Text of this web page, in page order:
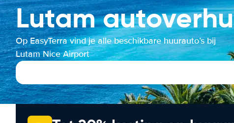
Lutam
Op EasyTerra vind je alle beschikbare huurauto’s bij
Lutam Nice Airport